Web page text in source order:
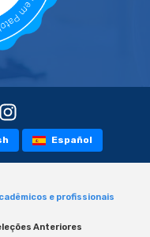
Español
e profissionais
Anteriores